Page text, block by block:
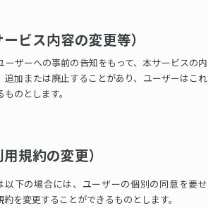
ビス内容の変更等）
ーザーへの事前の告知をもって、本サービスの内
追加または廃止することがあり、ユーザーはこれ
のとします。
規約の変更）
以下の場合には、ユーザーの個別の同意を要せ
約を変更することができるものとします。